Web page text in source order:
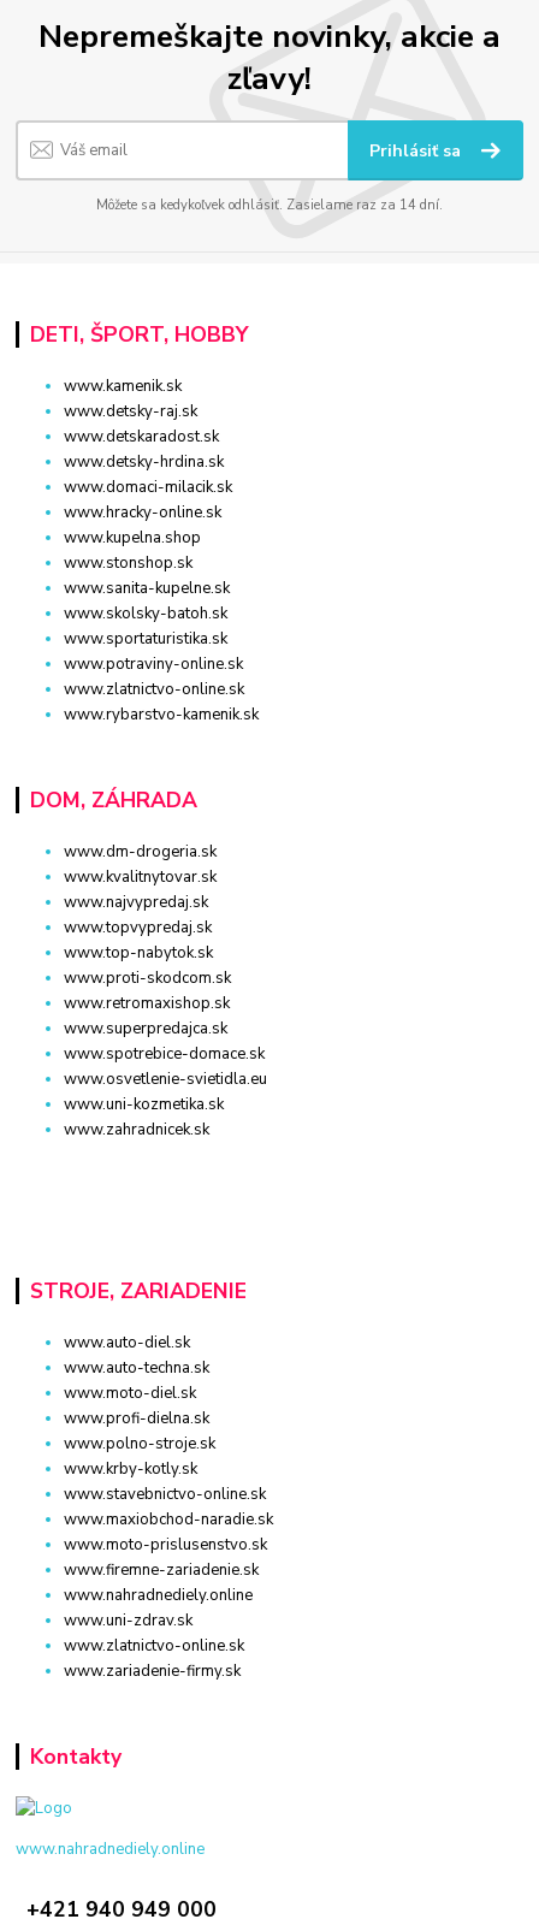
Nepremeškajte novinky, akcie a
zľavy!
Prihlásiť sa
Môžete sa kedykoľvek odhlásiť. Zasielame raz za 14 dní.
DETI, ŠPORT, HOBBY
www.kamenik.sk
www.detsky-raj.sk
www.detskaradost.sk
www.detsky-hrdina.sk
www.domaci-milacik.sk
www.hracky-online.sk
www.kupelna.shop
www.stonshop.sk
www.sanita-kupelne.sk
www.skolsky-batoh.sk
www.sportaturistika.sk
www.potraviny-online.sk
www.zlatnictvo-online.sk
www.rybarstvo-kamenik.sk
DOM, ZÁHRADA
www.dm-drogeria.sk
www.kvalitnytovar.sk
www.najvypredaj.sk
www.topvypredaj.sk
www.top-nabytok.sk
www.proti-skodcom.sk
www.retromaxishop.sk
www.superpredajca.sk
www.spotrebice-domace.sk
www.osvetlenie-svietidla.eu
www.uni-kozmetika.sk
www.zahradnicek.sk
STROJE, ZARIADENIE
www.auto-diel.sk
www.auto-techna.sk
www.moto-diel.sk
www.profi-dielna.sk
www.polno-stroje.sk
www.krby-kotly.sk
www.stavebnictvo-online.sk
www.maxiobchod-naradie.sk
www.moto-prislusenstvo.sk
www.firemne-zariadenie.sk
www.nahradnediely.online
www.uni-zdrav.sk
www.zlatnictvo-online.sk
www.zariadenie-firmy.sk
Kontakty
www.nahradnediely.online
+421 940 949 000